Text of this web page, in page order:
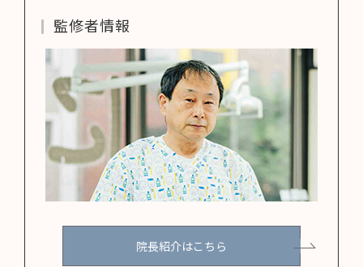
監修者情報
院長紹介はこちら